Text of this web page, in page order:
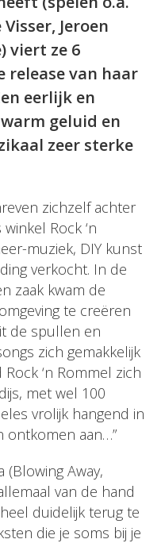
Jeroen
viert ze 6
release van haar
eerlijk en
geluid en
zeer sterke
zichzelf achter
Rock ‘n
muziek, DIY kunst
verkocht. In de
zaak kwam de
te creëren
de spullen en
zich gemakkelijk
‘n Rommel zich
met wel 100
vrolijk hangend in
ontkomen aan…”
Away,
van de hand
duidelijk terug te
die je soms bij je